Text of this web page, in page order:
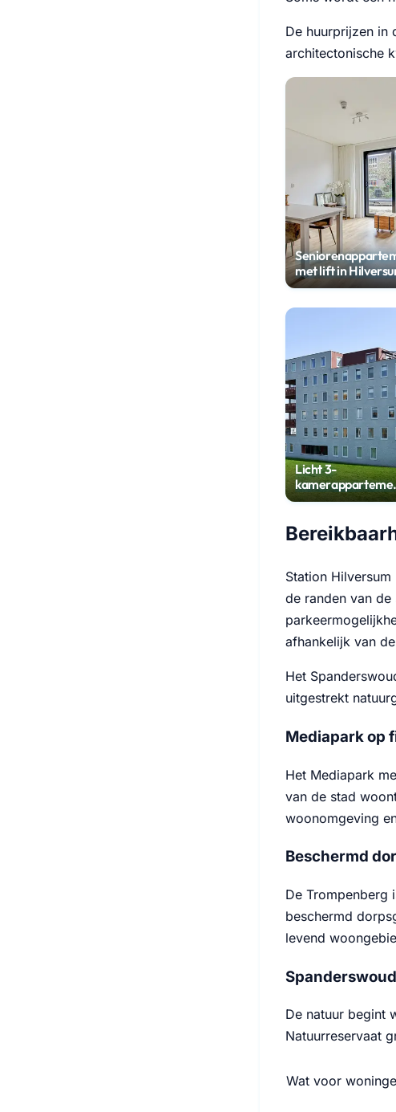
De huurprijzen in
architectonische
met lift in
Licht 3-
met balkon in
Station
de randen van
afhankelijk van
Het
uitgestrekt
Mediapark op
Het Mediapark
van de stad
woonomgeving
Beschermd
De Trompenberg
beschermd
levend
De natuur begint
Natuurreservaat
Wat voor